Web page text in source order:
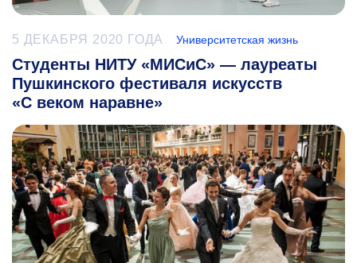
5 ДЕКАБРЯ 2020 ГОДА Университетская жизнь
Студенты НИТУ «МИСиС» — лауреаты
Пушкинского фестиваля искусств
«С веком наравне»